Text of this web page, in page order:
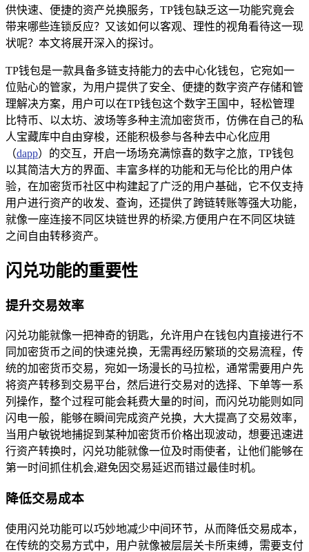
供快速、便捷的资产兑换服务，TP钱包缺乏这一功能究竟会
带来哪些连锁反应？又该如何以客观、理性的视角看待这一现
状呢？本文将展开深入的探讨。
TP钱包是一款具备多链支持能力的去中心化钱包，它宛如一
位贴心的管家，为用户提供了安全、便捷的数字资产存储和管
理解决方案，用户可以在TP钱包这个数字王国中，轻松管理
比特币、以太坊、波场等多种主流加密货币，仿佛在自己的私
人宝藏库中自由穿梭，还能积极参与各种去中心化应用
（dapp）的交互，开启一场场充满惊喜的数字之旅，TP钱包
以其简洁大方的界面、丰富多样的功能和无与伦比的用户体
验，在加密货币社区中构建起了广泛的用户基础，它不仅支持
用户进行资产的收发、查询，还提供了跨链转账等强大功能，
就像一座连接不同区块链世界的桥梁,方便用户在不同区块链
之间自由转移资产。
闪兑功能的重要性
提升交易效率
闪兑功能就像一把神奇的钥匙，允许用户在钱包内直接进行不
同加密货币之间的快速兑换，无需再经历繁琐的交易流程，传
统的加密货币交易，宛如一场漫长的马拉松，通常需要用户先
将资产转移到交易平台，然后进行交易对的选择、下单等一系
列操作，整个过程可能会耗费大量的时间，而闪兑功能则如同
闪电一般，能够在瞬间完成资产兑换，大大提高了交易效率，
当用户敏锐地捕捉到某种加密货币价格出现波动，想要迅速进
行资产转换时，闪兑功能就像一位及时雨使者，让他们能够在
第一时间抓住机会,避免因交易延迟而错过最佳时机。
降低交易成本
使用闪兑功能可以巧妙地减少中间环节，从而降低交易成本，
在传统的交易方式中，用户就像被层层关卡所束缚，需要支付